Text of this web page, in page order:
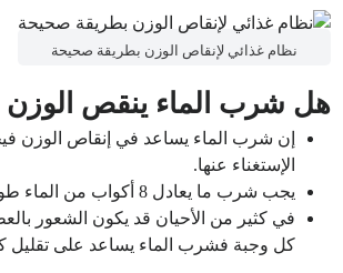
نظام غذائي لإنقاص الوزن بطريقة صحيحة
هل شرب الماء ينقص الوزن
إن شرب الماء يساعد في إنقاص الوزن
الإستغناء عنها.
يجب شرب ما يعادل 8 أكواب من الماء طوال اليوم، ويرجع ذلك إلى عمر الشخص ونشاطه اليومي.
في كثير من الأحيان قد يكون الشعور
كل وجبة فشرب الماء يساعد على تقليل